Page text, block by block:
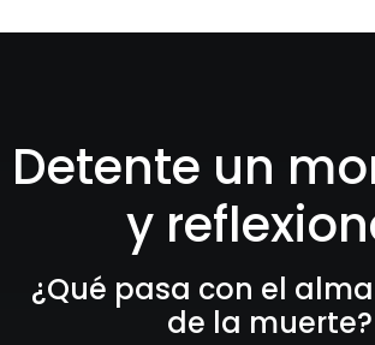
Detente un
y
¿Qué pasa con el
de la muerte?